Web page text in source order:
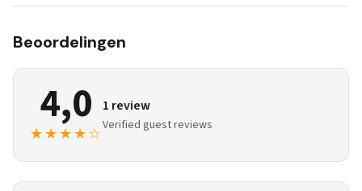
Beoordelingen
4,0
★★★★☆
1 review
Verified guest reviews